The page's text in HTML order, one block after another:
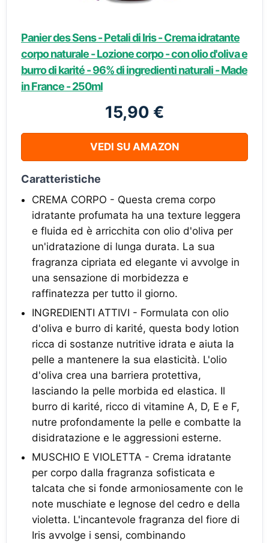
Panier des Sens - Petali di Iris - Crema idratante
corpo naturale - Lozione corpo - con olio d'oliva e
burro di karité - 96% di ingredienti naturali - Made
in France - 250ml
15,90 €
VEDI SU AMAZON
Caratteristiche
CREMA CORPO - Questa crema corpo
idratante profumata ha una texture leggera
e fluida ed è arricchita con olio d'oliva per
un'idratazione di lunga durata. La sua
fragranza cipriata ed elegante vi avvolge in
una sensazione di morbidezza e
raffinatezza per tutto il giorno.
INGREDIENTI ATTIVI - Formulata con olio
d'oliva e burro di karité, questa body lotion
ricca di sostanze nutritive idrata e aiuta la
pelle a mantenere la sua elasticità. L'olio
d'oliva crea una barriera protettiva,
lasciando la pelle morbida ed elastica. Il
burro di karité, ricco di vitamine A, D, E e F,
nutre profondamente la pelle e combatte la
disidratazione e le aggressioni esterne.
MUSCHIO E VIOLETTA - Crema idratante
per corpo dalla fragranza sofisticata e
talcata che si fonde armoniosamente con le
note muschiate e legnose del cedro e della
violetta. L'incantevole fragranza del fiore di
Iris avvolge i sensi, combinando